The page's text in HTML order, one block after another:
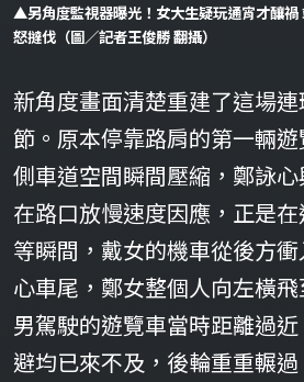
▲另角度監視器曝光！女大生疑玩通宵才釀禍
怒撻伐（圖／記者王俊勝 翻攝）
新角度畫面清楚重建了這場
節。原本停靠路肩的第一輛
側車道空間瞬間壓縮，鄭詠
在路口放慢速度因應，正是
等瞬間，戴女的機車從後方
心車尾，鄭女整個人向左橫
男駕駛的遊覽車當時距離過
避均已來不及，後輪重重輾